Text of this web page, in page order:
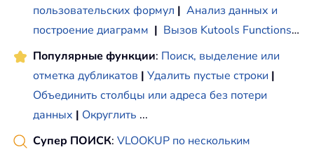
пользовательских формул | Анализ данных и
построение диаграмм | Вызов Kutools Functions…
Популярные функции: Поиск, выделение или
отметка дубликатов | Удалить пустые строки |
Объединить столбцы или адреса без потери
данных | Округлить ...
Супер ПОИСК: VLOOKUP по нескольким